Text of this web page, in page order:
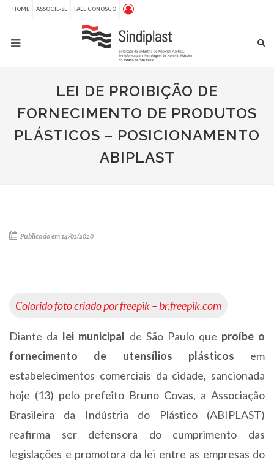
HOME ASSOCIE-SE FALE CONOSCO
LEI DE PROIBIÇÃO DE
FORNECIMENTO DE PRODUTOS
PLÁSTICOS – POSICIONAMENTO
ABIPLAST
Publicado em 14/01/2020
Colorido foto criado por freepik – br.freepik.com
Diante da lei municipal de São Paulo que proíbe o
fornecimento de utensílios plásticos
em
estabelecimentos comerciais da cidade, sancionada
hoje (13) pelo prefeito Bruno Covas, a Associação
Brasileira da Indústria do Plástico (ABIPLAST)
reafirma ser defensora do cumprimento das
legislações e promotora da lei entre as empresas do